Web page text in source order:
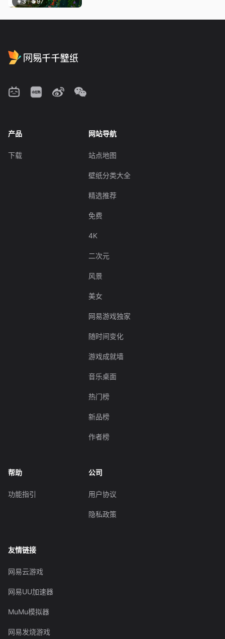
产品
下载
网站导航
站点地图
壁纸分类大全
精选推荐
免费
4K
二次元
风景
美女
网易游戏独家
随时间变化
游戏成就墙
音乐桌面
热门榜
新品榜
作者榜
帮助
功能指引
公司
用户协议
隐私政策
友情链接
网易云游戏
网易UU加速器
MuMu模拟器
网易发烧游戏